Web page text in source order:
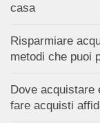
casa
Risparmiare
metodi che puoi
Dove
fare acquisti